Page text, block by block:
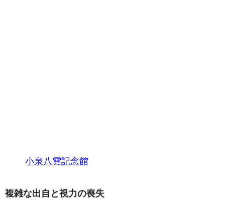
小泉八雲記念館
複雑な出自と視力の喪失